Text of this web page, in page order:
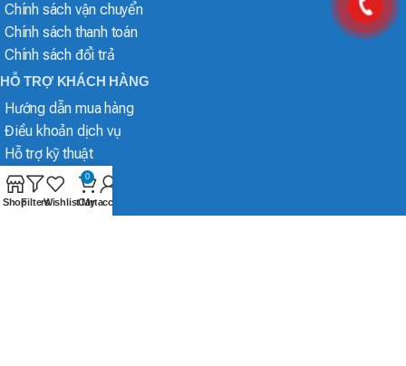
Chính sách vận chuyển
Chính sách thanh toán
Chính sách đổi trả
HỖ TRỢ KHÁCH HÀNG
Hướng dẫn mua hàng
Điều khoản dịch vụ
Hỗ trợ kỹ thuật
ShopFiltersWishlist
0
Cart
My account